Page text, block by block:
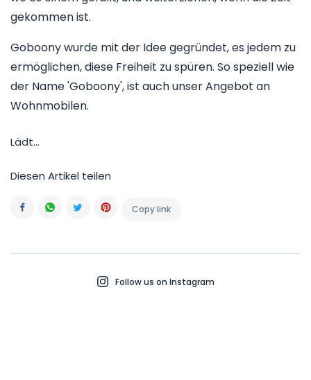
gekommen ist.
Goboony wurde mit der Idee gegründet, es jedem zu
ermöglichen, diese Freiheit zu spüren. So speziell wie
der Name 'Goboony', ist auch unser Angebot an
Wohnmobilen.
Lädt...
Diesen Artikel teilen
FacebookWhatsapp
TwitterPinterestCopy link
Follow us on Instagram